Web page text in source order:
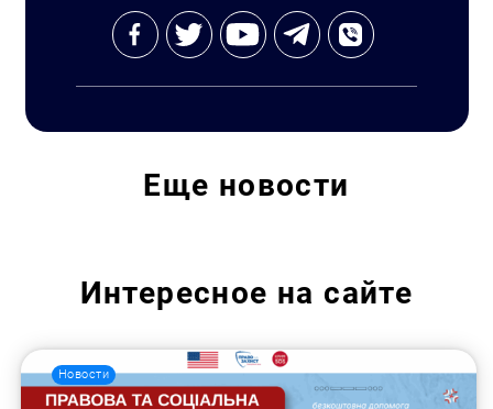
Еще новости
Интересное на сайте
Новости